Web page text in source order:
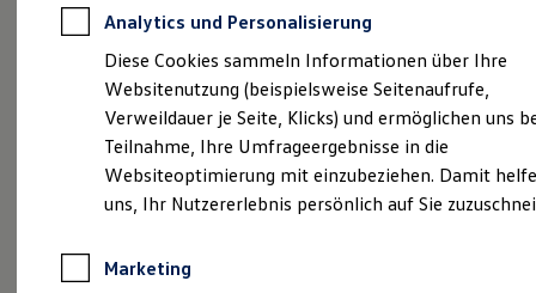
Autokredit mit Schlussrate
Versicherungen und Garantien
Kfz-Versicherung
Restschuldversicherungen
Garantien
Wartungsverträge
Geschäftskunden
Professional Class bei Volkswagen
Großkunden
Behörden
Anpfiff zum Gewinn
Analytics und Personalisierung
Diese Cookies sammeln Informationen über Ihre
Websitenutzung (beispielsweise Seitenaufrufe,
Verweildauer je Seite, Klicks) und ermöglichen uns
Teilnahme, Ihre Umfrageergebnisse in die
Websiteoptimierung mit einzubeziehen. Damit
uns, Ihr Nutzererlebnis persönlich auf Sie
Marketing